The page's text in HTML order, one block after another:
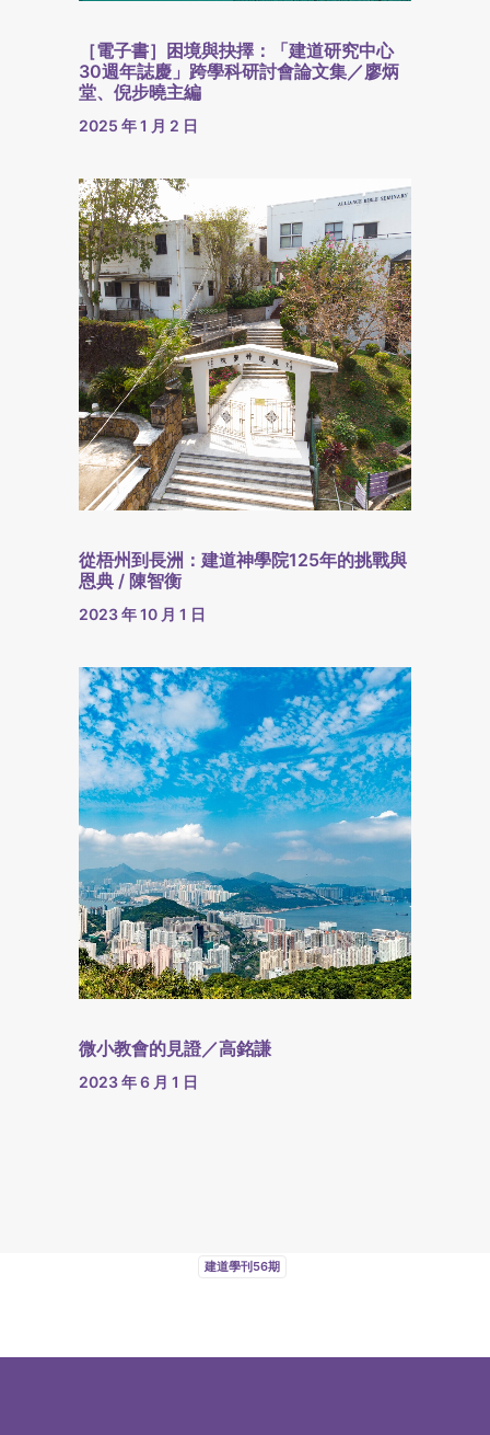
［電子書］困境與抉擇：「建道研究中心
30週年誌慶」跨學科研討會論文集／廖炳
堂、倪步曉主編
2025 年 1 月 2 日
從梧州到長洲：建道神學院125年的挑戰與
恩典 / 陳智衡
2023 年 10 月 1 日
微小教會的見證／高銘謙
2023 年 6 月 1 日
建道學刊56期